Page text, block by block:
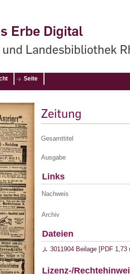
Erbe Digital
Landesbibliothek
Seite
Zeitung
Gesamttitel
Ausgabe
Links
Nachweis
Archiv
Dateien
3011904 Beilage [PDF 1,73
Lizenz-/